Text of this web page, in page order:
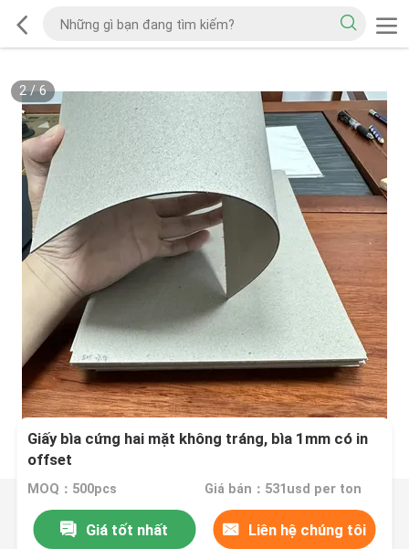
2/6
Giấy bìa cứng hai mặt không tráng, bìa 1mm có in
offset
MOQ：500pcs Giá bán：531usd per ton
Giá tốt nhất Liên hệ chúng tôi